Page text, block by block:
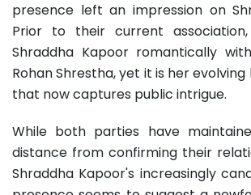
presence left an impression on
Prior to their current
Shraddha Kapoor romantically
Rohan Shrestha, yet it is her
that now captures public intrigue.
While both parties have
distance from confirming their
Shraddha Kapoor's increasingly